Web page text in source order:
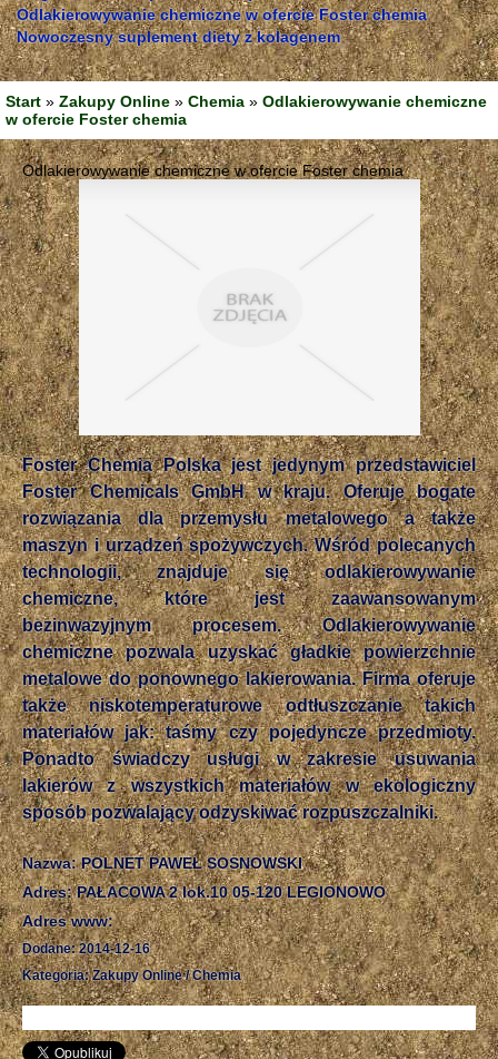
Odlakierowywanie chemiczne w ofercie Foster chemia
Nowoczesny suplement diety z kolagenem
Start » Zakupy Online » Chemia » Odlakierowywanie chemiczne
w ofercie Foster chemia
Odlakierowywanie chemiczne w ofercie Foster chemia
Foster Chemia Polska jest jedynym przedstawiciel
Foster Chemicals GmbH w kraju. Oferuje bogate
rozwiązania dla przemysłu metalowego a także
maszyn i urządzeń spożywczych. Wśród polecanych
technologii, znajduje się odlakierowywanie
chemiczne, które jest zaawansowanym
bezinwazyjnym procesem. Odlakierowywanie
chemiczne pozwala uzyskać gładkie powierzchnie
metalowe do ponownego lakierowania. Firma oferuje
także niskotemperaturowe odtłuszczanie takich
materiałów jak: taśmy czy pojedyncze przedmioty.
Ponadto świadczy usługi w zakresie usuwania
lakierów z wszystkich materiałów w ekologiczny
sposób pozwalający odzyskiwać rozpuszczalniki.
Nazwa: POLNET PAWEŁ SOSNOWSKI
Adres: PAŁACOWA 2 lok.10 05-120 LEGIONOWO
Adres www:
Dodane: 2014-12-16
Kategoria: Zakupy Online / Chemia